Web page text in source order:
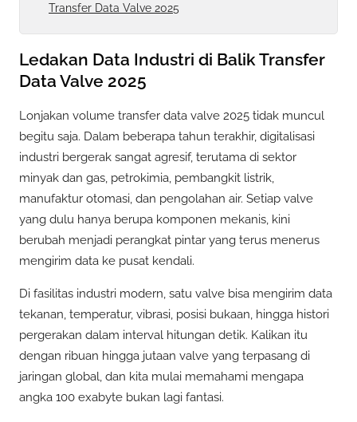
Transfer Data Valve 2025
Ledakan Data Industri di Balik Transfer
Data Valve 2025
Lonjakan volume transfer data valve 2025 tidak muncul
begitu saja. Dalam beberapa tahun terakhir, digitalisasi
industri bergerak sangat agresif, terutama di sektor
minyak dan gas, petrokimia, pembangkit listrik,
manufaktur otomasi, dan pengolahan air. Setiap valve
yang dulu hanya berupa komponen mekanis, kini
berubah menjadi perangkat pintar yang terus menerus
mengirim data ke pusat kendali.
Di fasilitas industri modern, satu valve bisa mengirim data
tekanan, temperatur, vibrasi, posisi bukaan, hingga histori
pergerakan dalam interval hitungan detik. Kalikan itu
dengan ribuan hingga jutaan valve yang terpasang di
jaringan global, dan kita mulai memahami mengapa
angka 100 exabyte bukan lagi fantasi.